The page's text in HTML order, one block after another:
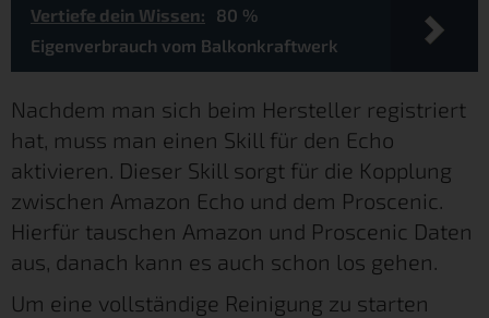
Vertiefe dein Wissen:
80 %
Eigenverbrauch vom Balkonkraftwerk
Nachdem man sich beim Hersteller registriert
hat, muss man einen Skill für den Echo
aktivieren. Dieser Skill sorgt für die Kopplung
zwischen Amazon Echo und dem Proscenic.
Hierfür tauschen Amazon und Proscenic Daten
aus, danach kann es auch schon los gehen.
Um eine vollständige Reinigung zu starten